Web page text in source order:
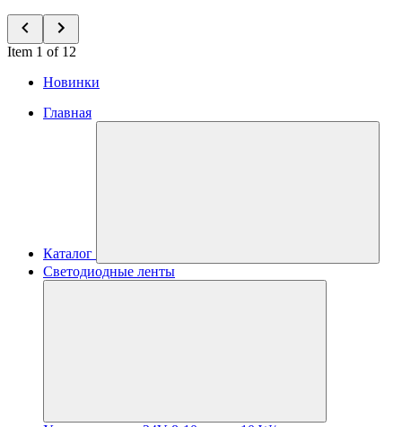
Item 1 of 12
Новинки
Главная
Каталог
Светодиодные ленты